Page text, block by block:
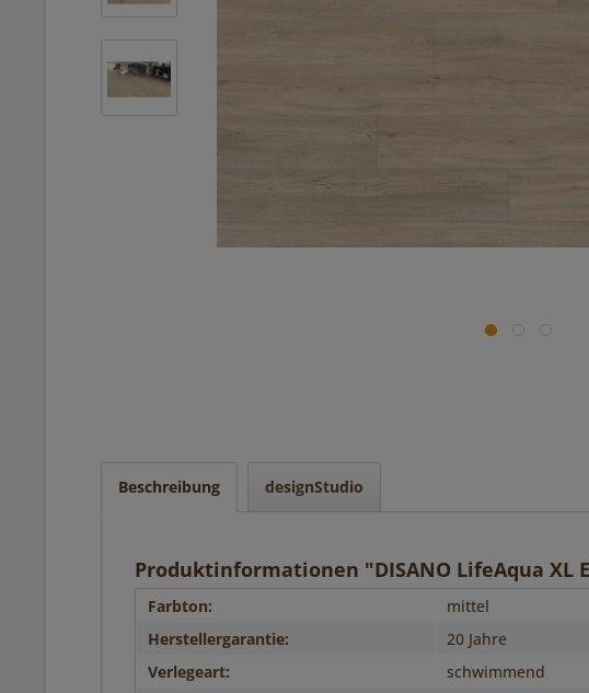
Beschreibung designStudio
Produktinformationen "DISANO LifeAqua XL
Farbton:
mittel
Herstellergarantie:
20 Jahre
Verlegeart:
schwimmend